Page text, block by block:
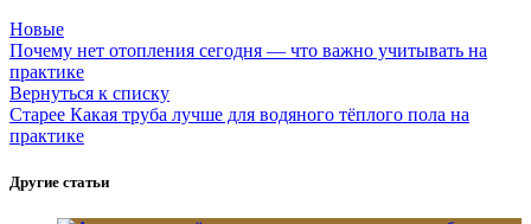
Новые
Почему нет отопления сегодня — что важно учитывать на
практике
Вернуться к списку
Старее Какая труба лучше для водяного тёплого пола на
практике
Другие статьи